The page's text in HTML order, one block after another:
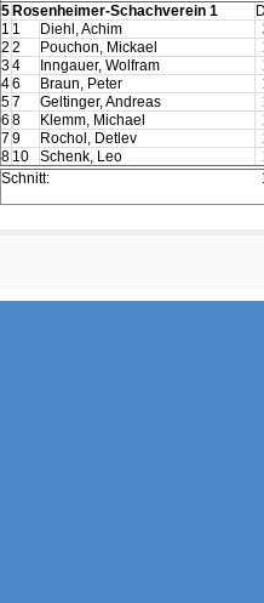
5Rosenheimer-Schachverein 1
1 1 Diehl, Achim
2 2 Pouchon, Mickael
34 Inngauer, Wolfram
46 Braun, Peter
57 Geltinger, Andreas
6 8 Klemm, Michael
7 9 Rochol, Detlev
8 10 Schenk, Leo
Schnitt: